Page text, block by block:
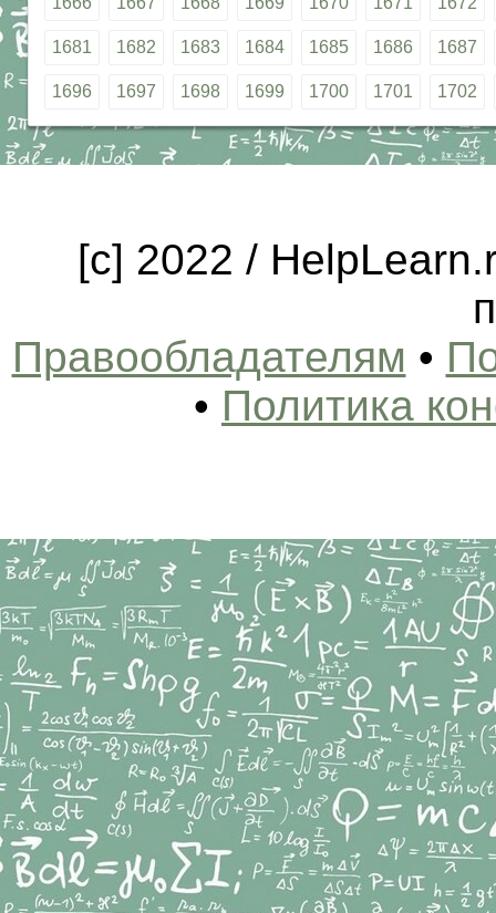
1681 1682 1683 1684 1685 1686 1687
1696 1697 1698 1699 1700 1701 1702
[c] 2022 /
Правообладателям •
• Политика